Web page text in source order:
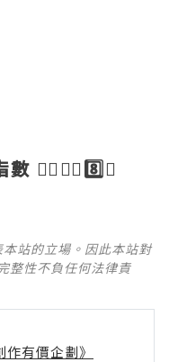
站的立場。因此本站對
整性不負任何法律責
有價企劃》